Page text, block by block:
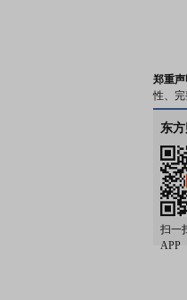
郑重声
性、
东
扫一
APP